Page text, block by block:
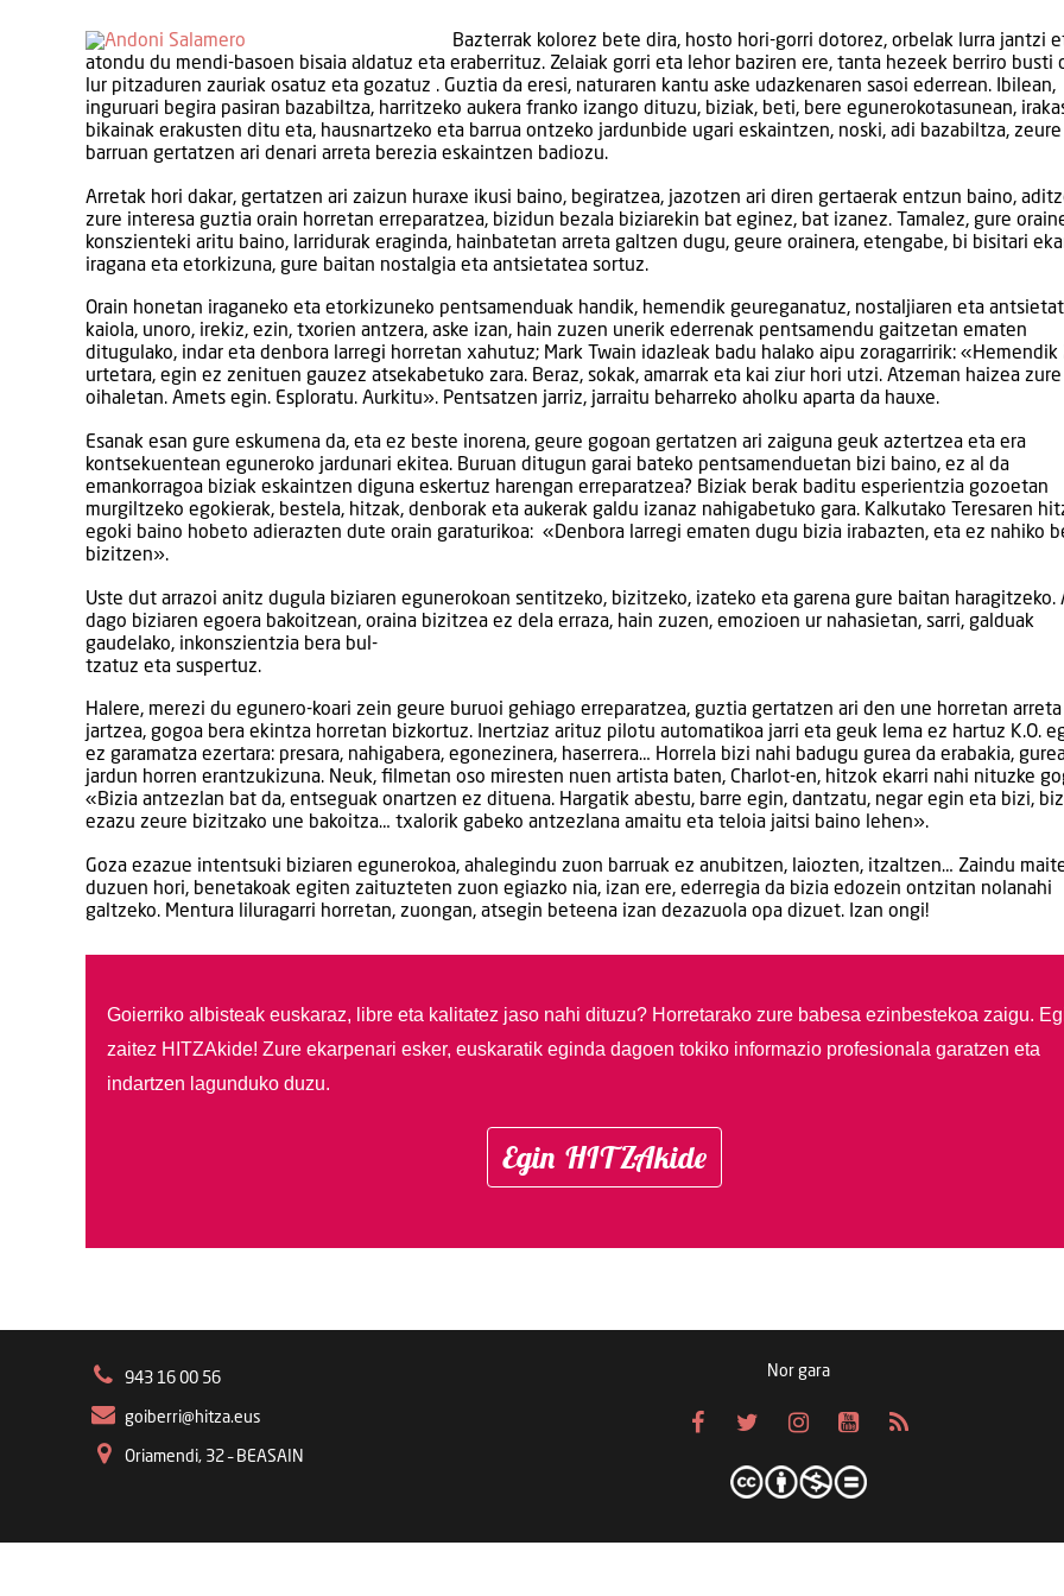
Bazterrak kolorez bete dira, hosto hori-gorri dotorez, orbelak lurra jantzi
atondu du mendi-basoen bisaia aldatuz eta eraberrituz. Zelaiak gorri eta lehor baziren ere, tanta hezeek berriro busti
lur pitzaduren zauriak osatuz eta gozatuz . Guztia da eresi, naturaren kantu aske udazkenaren sasoi ederrean. Ibilean,
inguruari begira pasiran bazabiltza, harritzeko aukera franko izango dituzu, biziak, beti, bere egunerokotasunean,
bikainak erakusten ditu eta, hausnartzeko eta barrua ontzeko jardunbide ugari eskaintzen, noski, adi bazabiltza, zeure
barruan gertatzen ari denari arreta berezia eskaintzen badiozu.
Arretak hori dakar, gertatzen ari zaizun huraxe ikusi baino, begiratzea, jazotzen ari diren gertaerak entzun baino,
zure interesa guztia orain horretan erreparatzea, bizidun bezala biziarekin bat eginez, bat izanez. Tamalez, gure
konszienteki aritu baino, larridurak eraginda, hainbatetan arreta galtzen dugu, geure orainera, etengabe, bi bisitari
iragana eta etorkizuna, gure baitan nostalgia eta antsietatea sortuz.
Orain honetan iraganeko eta etorkizuneko pentsamenduak handik, hemendik geureganatuz, nostaljiaren eta
kaiola, unoro, irekiz, ezin, txorien antzera, aske izan, hain zuzen unerik ederrenak pentsamendu gaitzetan ematen
ditugulako, indar eta denbora larregi horretan xahutuz; Mark Twain idazleak badu halako aipu zoragarririk: «Hemendik
urtetara, egin ez zenituen gauzez atsekabetuko zara. Beraz, sokak, amarrak eta kai ziur hori utzi. Atzeman haizea
oihaletan. Amets egin. Esploratu. Aurkitu». Pentsatzen jarriz, jarraitu beharreko aholku aparta da hauxe.
Esanak esan gure eskumena da, eta ez beste inorena, geure gogoan gertatzen ari zaiguna geuk aztertzea eta era
kontsekuentean eguneroko jardunari ekitea. Buruan ditugun garai bateko pentsamenduetan bizi baino, ez al da
emankorragoa biziak eskaintzen diguna eskertuz harengan erreparatzea? Biziak berak baditu esperientzia gozoetan
murgiltzeko egokierak, bestela, hitzak, denborak eta aukerak galdu izanaz nahigabetuko gara. Kalkutako Teresaren
egoki baino hobeto adierazten dute orain garaturikoa: «Denbora larregi ematen dugu bizia irabazten, eta ez nahiko
bizitzen».
Uste dut arrazoi anitz dugula biziaren egunerokoan sentitzeko, bizitzeko, izateko eta garena gure baitan haragitzeko.
dago biziaren egoera bakoitzean, oraina bizitzea ez dela erraza, hain zuzen, emozioen ur nahasietan, sarri, galduak
gaudelako, inkonszientzia bera bul-
tzatuz eta suspertuz.
Halere, merezi du egunero-koari zein geure buruoi gehiago erreparatzea, guztia gertatzen ari den une horretan arreta
jartzea, gogoa bera ekintza horretan bizkortuz. Inertziaz arituz pilotu automatikoa jarri eta geuk lema ez hartuz K.O.
ez garamatza ezertara: presara, nahigabera, egonezinera, haserrera… Horrela bizi nahi badugu gurea da erabakia,
jardun horren erantzukizuna. Neuk, filmetan oso miresten nuen artista baten, Charlot-en, hitzok ekarri nahi nituzke
«Bizia antzezlan bat da, entseguak onartzen ez dituena. Hargatik abestu, barre egin, dantzatu, negar egin eta bizi,
ezazu zeure bizitzako une bakoitza… txalorik gabeko antzezlana amaitu eta teloia jaitsi baino lehen».
Goza ezazue intentsuki biziaren egunerokoa, ahalegindu zuon barruak ez anubitzen, laiozten, itzaltzen… Zaindu
duzuen hori, benetakoak egiten zaituzteten zuon egiazko nia, izan ere, ederregia da bizia edozein ontzitan nolanahi
galtzeko. Mentura liluragarri horretan, zuongan, atsegin beteena izan dezazuola opa dizuet. Izan ongi!
Goierriko albisteak euskaraz, libre eta kalitatez jaso nahi dituzu? Horretarako zure babesa ezinbestekoa zaigu.
zaitez HITZAkide! Zure ekarpenari esker, euskaratik eginda dagoen tokiko informazio profesionala garatzen eta
indartzen lagunduko duzu.
Egin HITZAkide
943 16 00 56
goiberri@hitza.eus
Oriamendi, 32 – BEASAIN
Nor gara